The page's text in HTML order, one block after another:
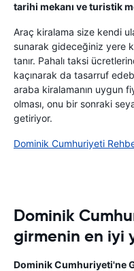
tarihi mekanı ve turistik
Araç kiralama size kendi
sunarak gideceğiniz yere
tanır. Pahalı taksi
kaçınarak da tasarruf
araba kiralamanın uygun
olması, onu bir sonraki
getiriyor.
Dominik Cumhuriyeti
Dominik
girmenin en iyi
Dominik Cumhuriyeti'ne